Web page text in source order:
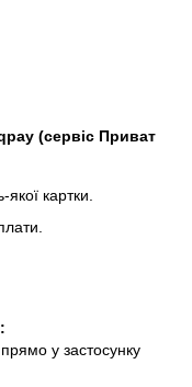
(сервіс Приват
картки.
:
у застосунку